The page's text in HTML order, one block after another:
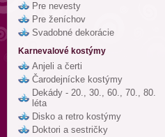
Pre nevesty
Pre ženíchov
Svadobné dekorácie
Karnevalové kostýmy
Anjeli a čerti
Čarodejnícke kostýmy
Dekády - 20., 30., 60., 70., 80.
léta
Disko a retro kostýmy
Doktori a sestričky